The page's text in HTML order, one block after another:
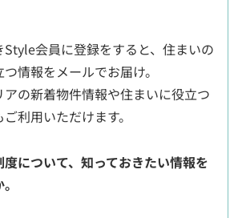
Style会員に登録をすると、住まいの
情報をメールでお届け。
アの新着物件情報や住まいに役立つ
利用いただけます。
について、知っておきたい情報を